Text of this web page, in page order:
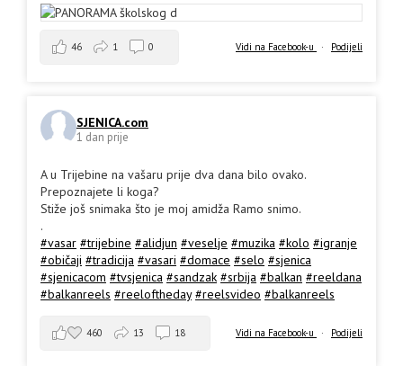
Vidi na Facebook-u · Podijeli
46 1 0
SJENICA.com
1 dan prije
A u Trijebine na vašaru prije dva dana bilo ovako.
Prepoznajete li koga?
Stiže još snimaka što je moj amidža Ramo snimo.
.
#vasar #trijebine #alidjun #veselje #muzika #kolo #igranje
#običaji #tradicija #vasari #domace #selo #sjenica
#sjenicacom #tvsjenica #sandzak #srbija #balkan #reeldana
#balkanreels #reeloftheday #reelsvideo #balkanreels
Vidi na Facebook-u · Podijeli
460 13 18